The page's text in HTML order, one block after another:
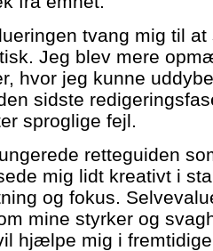
tvang mig til
Jeg blev mere
hvor jeg kunne
sidste
sproglige fejl.
retteguiden
mig lidt kreativt i
og fokus.
mine styrker og
hjælpe mig i